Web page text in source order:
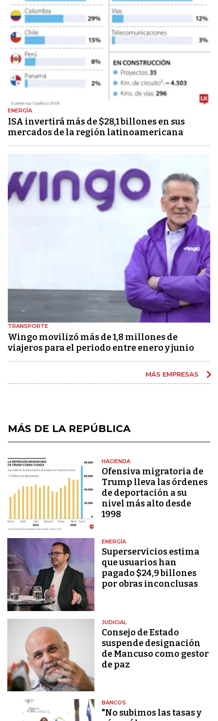
ENERGÍA
ISA invertirá más de $28,1 billones en sus
mercados de la región latinoamericana
TRANSPORTE
Wingo movilizó más de 1,8 millones de
viajeros para el periodo entre enero y junio
MÁS EMPRESAS
MÁS DE LA REPÚBLICA
HACIENDA
Ofensiva migratoria de
Trump lleva las órdenes
de deportación a su
nivel más alto desde
1998
ENERGÍA
Superservicios estima
que usuarios han
pagado $24,9 billones
por obras inconclusas
JUDICIAL
Consejo de Estado
suspende designación
de Mancuso como gestor
de paz
BANCOS
"No subimos las tasas y